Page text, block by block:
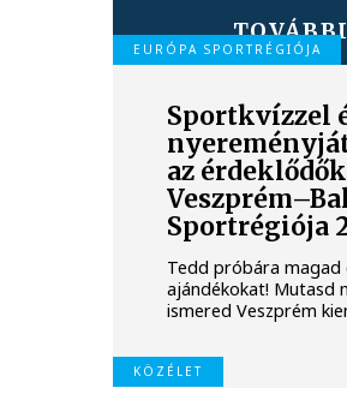
EURÓPA SPORTRÉGIÓJA
Sportkvízzel
az
Sportrégiója
Tedd próbára magad
ajándékokat! Mutasd
ismered Veszprém
KÖZÉLET